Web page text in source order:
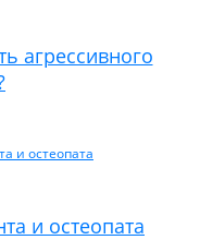
агрессивного
и остеопата